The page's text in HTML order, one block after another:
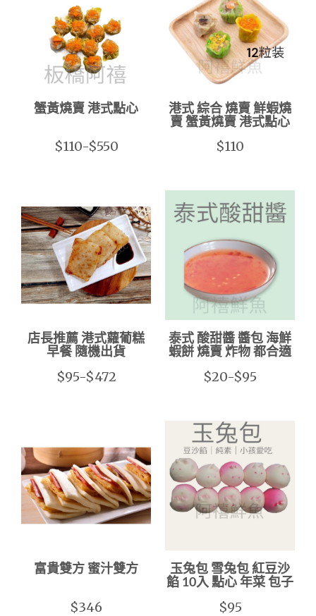
蟹黃燒賣 港式點心
$110-$550
港式 綜合 燒賣 鮮蝦燒
賣 蟹黃燒賣 港式點心
$110
店長推薦 港式蘿葡糕
早餐 隨機出貨
$95-$472
泰式 酸甜醬 醬包 海鮮
蝦餅 燒賣 炸物 都合適
$20-$95
富貴雙方 蜜汁雙方
$346
玉兔包 雪兔包 紅豆沙
餡 10入 點心 年菜 包子
$95